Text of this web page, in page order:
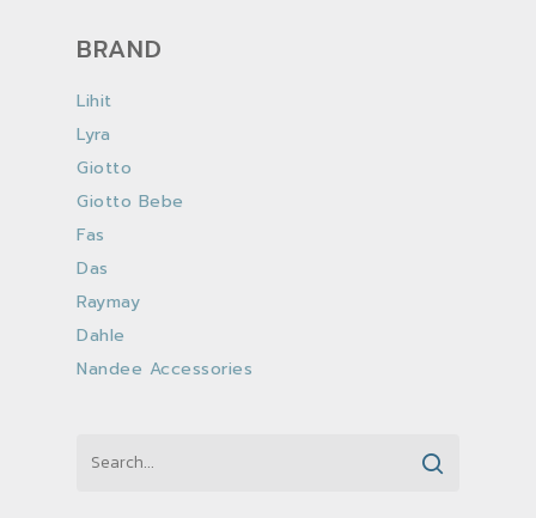
BRAND
Lihit
Lyra
Giotto
Giotto Bebe
Fas
Das
Raymay
Dahle
Nandee Accessories